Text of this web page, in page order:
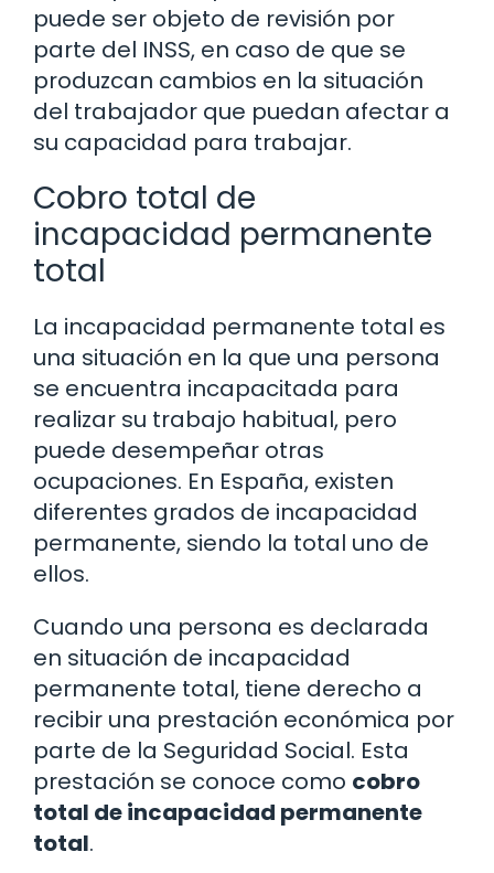
puede ser objeto de revisión por
parte del INSS, en caso de que se
produzcan cambios en la situación
del trabajador que puedan afectar a
su capacidad para trabajar.
Cobro total de
incapacidad permanente
total
La incapacidad permanente total es
una situación en la que una persona
se encuentra incapacitada para
realizar su trabajo habitual, pero
puede desempeñar otras
ocupaciones. En España, existen
diferentes grados de incapacidad
permanente, siendo la total uno de
ellos.
Cuando una persona es declarada
en situación de incapacidad
permanente total, tiene derecho a
recibir una prestación económica por
parte de la Seguridad Social. Esta
prestación se conoce como cobro
total de incapacidad permanente
total.